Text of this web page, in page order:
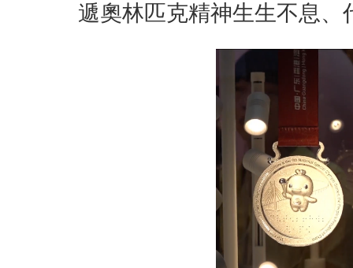
遞奧林匹克精神生生不息、